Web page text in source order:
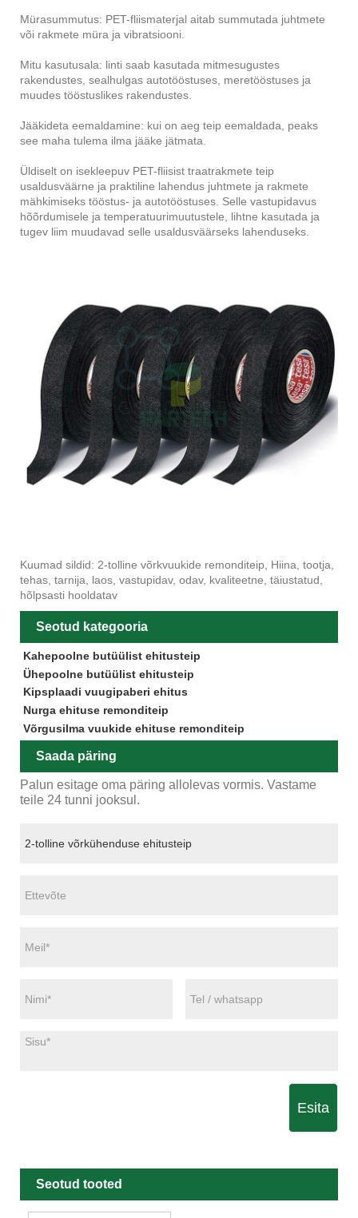
Mürasummutus: PET-fliismaterjal aitab summutada juhtmete
või rakmete müra ja vibratsiooni.
Mitu kasutusala: linti saab kasutada mitmesugustes
rakendustes, sealhulgas autotööstuses, meretööstuses ja
muudes tööstuslikes rakendustes.
Jääkideta eemaldamine: kui on aeg teip eemaldada, peaks
see maha tulema ilma jääke jätmata.
Üldiselt on isekleepuv PET-fliisist traatrakmete teip
usaldusväärne ja praktiline lahendus juhtmete ja rakmete
mähkimiseks tööstus- ja autotööstuses. Selle vastupidavus
hõõrdumisele ja temperatuurimuutustele, lihtne kasutada ja
tugev liim muudavad selle usaldusväärseks lahenduseks.
Kuumad sildid: 2-tolline võrkvuukide remonditeip, Hiina, tootja,
tehas, tarnija, laos, vastupidav, odav, kvaliteetne, täiustatud,
hõlpsasti hooldatav
Seotud kategooria
Kahepoolne butüülist ehitusteip
Ühepoolne butüülist ehitusteip
Kipsplaadi vuugipaberi ehitus
Nurga ehituse remonditeip
Võrgusilma vuukide ehituse remonditeip
Saada päring
Palun esitage oma päring allolevas vormis. Vastame
teile 24 tunni jooksul.
Esita
Seotud tooted